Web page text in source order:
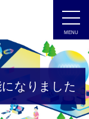
MENU
なりました